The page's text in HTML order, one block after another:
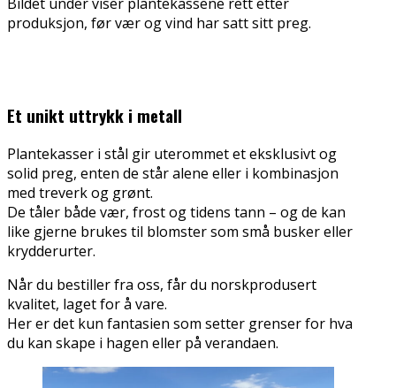
produksjon, før vær og vind har satt sitt preg.
Et unikt uttrykk i metall
Plantekasser i stål gir uterommet et eksklusivt og
solid preg, enten de står alene eller i kombinasjon
med treverk og grønt.
De tåler både vær, frost og tidens tann – og de kan
like gjerne brukes til blomster som små busker eller
krydderurter.
Når du bestiller fra oss, får du norskprodusert
kvalitet, laget for å vare.
Her er det kun fantasien som setter grenser for hva
du kan skape i hagen eller på verandaen.